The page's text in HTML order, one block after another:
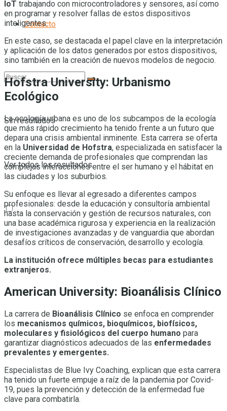
Contacto
Sin resultados
Ver todos los resultados
IoT trabajando con microcontroladores y sensores, así como
en programar y resolver fallas de estos dispositivos
inteligentes.
En este caso, se destacada el papel clave en la interpretación
y aplicación de los datos generados por estos dispositivos,
sino también en la creación de nuevos modelos de negocio.
Hofstra University: Urbanismo
Ecológico
La ecología urbana es uno de los subcampos de la ecología
que más rápido crecimiento ha tenido frente a un futuro que
depara una crisis ambiental inminente. Esta carrera se oferta
en la Universidad de Hofstra, especializada en satisfacer la
creciente demanda de profesionales que comprendan las
complejas interacciones entre el ser humano y el hábitat en
las ciudades y los suburbios.
Su enfoque es llevar al egresado a diferentes campos
profesionales: desde la educación y consultoría ambiental
hasta la conservación y gestión de recursos naturales, con
una base académica rigurosa y experiencia en la realización
de investigaciones avanzadas y de vanguardia que abordan
desafíos críticos de conservación, desarrollo y ecología.
La institución ofrece múltiples becas para estudiantes
extranjeros.
American University: Bioanálisis Clínico
La carrera de Bioanálisis Clínico se enfoca en comprender
los mecanismos químicos, bioquímicos, biofísicos,
moleculares y fisiológicos del cuerpo humano para
garantizar diagnósticos adecuados de las enfermedades
prevalentes y emergentes.
Especialistas de Blue Ivy Coaching, explican que esta carrera
ha tenido un fuerte empuje a raíz de la pandemia por Covid-
19, pues la prevención y detección de la enfermedad fue
clave para combatirla.